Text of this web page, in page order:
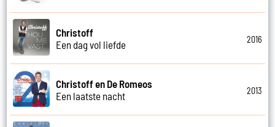
Christoff
Een dag vol liefde
2016
Christoff en De Romeos
Een laatste nacht
2013